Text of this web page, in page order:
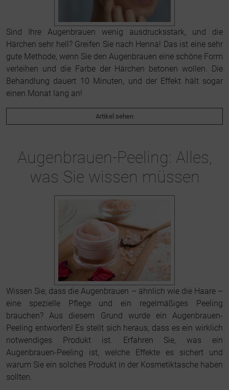
Sind Ihre Augenbrauen wenig ausdrucksstark, und die
Härchen sehr hell? Greifen Sie nach Henna! Das ist eine sehr
gute Methode, wenn Sie den Augenbrauen eine schöne Form
verleihen und die Farbe der Härchen betonen wollen. Die
Behandlung dauert 10 Minuten, und der Effekt hält sogar
einen Monat lang an!
Artikel sehen
Augenbrauen-Peeling: Alles,
was Sie wissen müssen
Wissen Sie, dass die Augenbrauen – ähnlich wie die Haare –
eine spezielle Pflege und ein regelmäßiges Peeling
brauchen? Aus diesem Grund wurde ein Augenbrauen-
Peeling entworfen! Es stellt sich heraus, dass es ein wirklich
notwendiges Produkt ist. Erfahren Sie, was ein
Augenbrauen-Peeling ist, welche Effekte es sichert und
warum Sie ein solches Produkt in der Kosmetiktasche haben
sollten.